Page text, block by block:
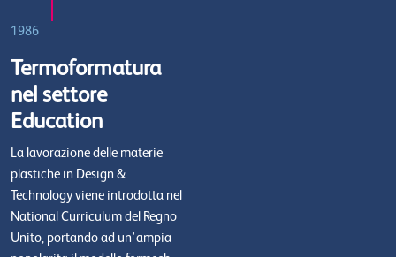
1986
Termoformatura
nel settore
Education
La lavorazione delle materie
plastiche in Design &
Technology viene introdotta nel
National Curriculum del Regno
Unito, portando ad un'ampia